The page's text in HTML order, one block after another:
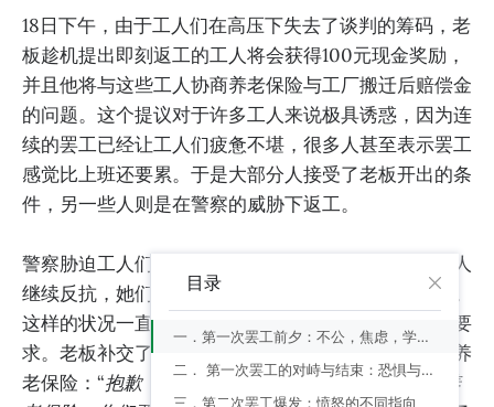
18日下午，由于工人们在高压下失去了谈判的筹码，老
板趁机提出即刻返工的工人将会获得100元现金奖励，
并且他将与这些工人协商养老保险与工厂搬迁后赔偿金
的问题。这个提议对于许多工人来说极具诱惑，因为连
续的罢工已经让工人们疲惫不堪，很多人甚至表示罢工
感觉比上班还要累。于是大部分人接受了老板开出的条
件，另一些人则是在警察的威胁下返工。
警察胁迫工人们返回车间，并且来回巡视。但一些工人
继续反抗，她们坐在车间的地板上，或故意消极怠工。
这样的状况一直持续到老板接受了工人们的一小部分要
求。老板补交了过去三年的住房公积金，但拒绝补交养
老保险：“抱歉，市政府并没有出台法律要求我补交养
目录
一．第一次罢工前夕：不公，焦虑，学习与勇气
二． 第一次罢工的对峙与结束：恐惧与恐惧的不同
三．第二次罢工爆发：愤怒的不同指向